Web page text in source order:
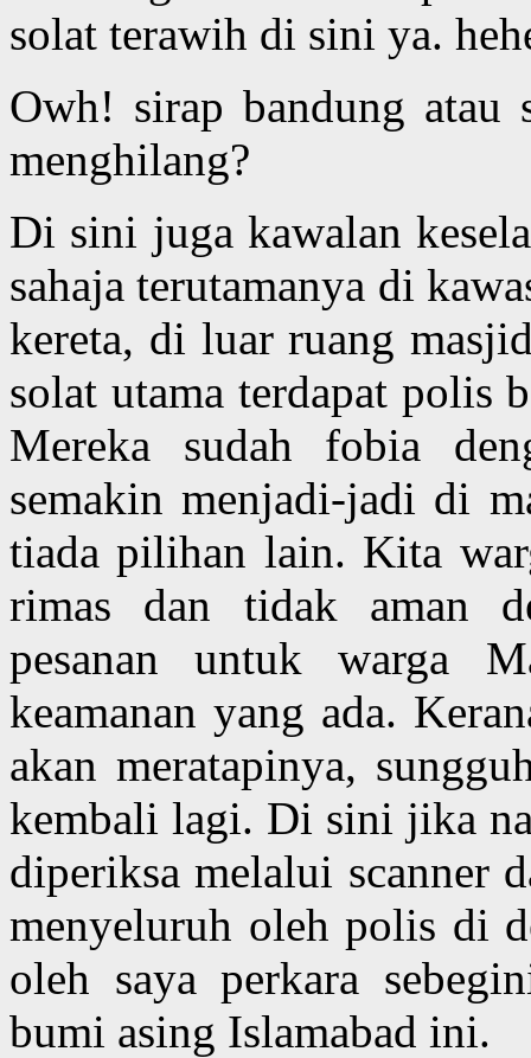
solat terawih di sini ya.
Owh! sirap bandung atau
menghilang?
Di sini juga kawalan
sahaja terutamanya di
kereta, di luar ruang
solat utama terdapat polis
Mereka sudah fobia
semakin menjadi-jadi di
tiada pilihan lain. Kita
rimas dan tidak aman
pesanan untuk warga
keamanan yang ada.
akan meratapinya,
kembali lagi. Di sini jika
diperiksa melalui scanner
menyeluruh oleh polis di
oleh saya perkara
bumi asing Islamabad ini.